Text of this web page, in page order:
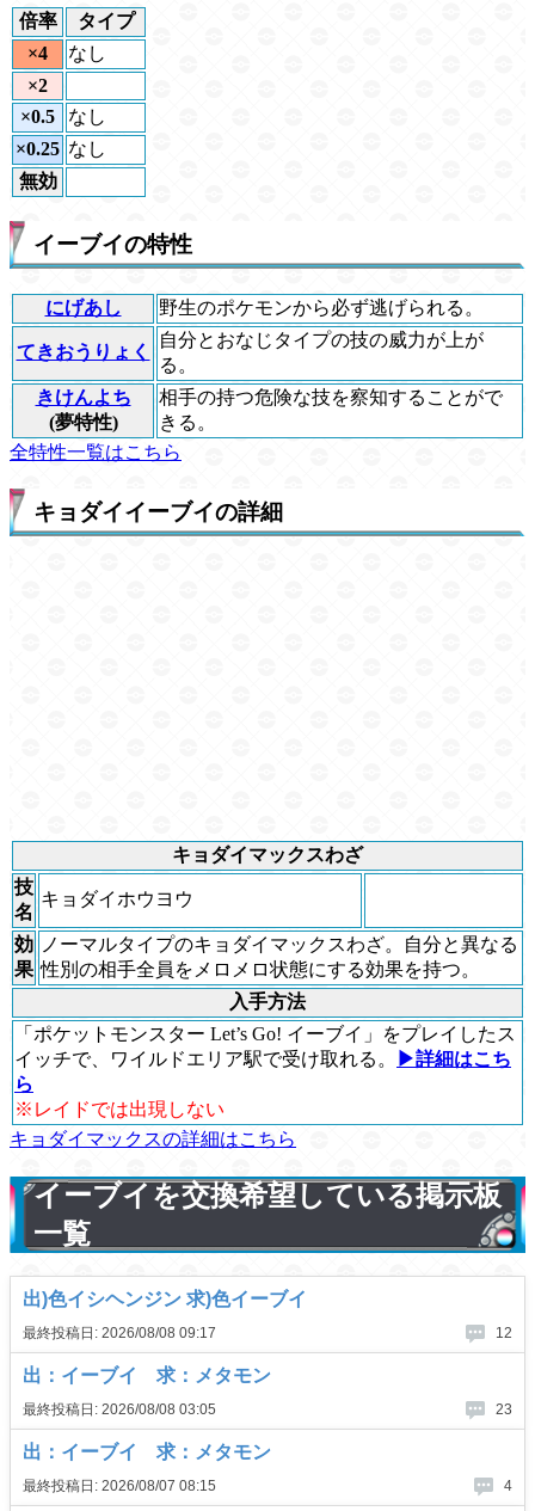
倍率
タイプ
×4
なし
×2
×0.5
なし
×0.25 なし
無効
イーブイの特性
にげあし 野生のポケモンから必ず逃げられる。
てきおうりょく
自分とおなじタイプの技の威力が上が
る。
きけんよち
(夢特性)
相手の持つ危険な技を察知することがで
きる。
全特性一覧はこちら
キョダイイーブイの詳細
キョダイマックスわざ
技
名
キョダイホウヨウ
効
果
ノーマルタイプのキョダイマックスわざ。自分と異なる
性別の相手全員をメロメロ状態にする効果を持つ。
入手方法
「ポケットモンスター Let’s Go! イーブイ」をプレイしたス
イッチで、ワイルドエリア駅で受け取れる。
▶詳細はこち
ら
※レイドでは出現しない
キョダイマックスの詳細はこちら
イーブイを交換希望している掲示板
一覧